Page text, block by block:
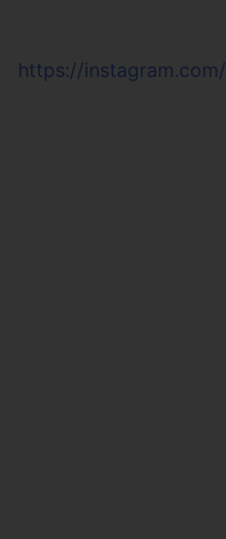
https://